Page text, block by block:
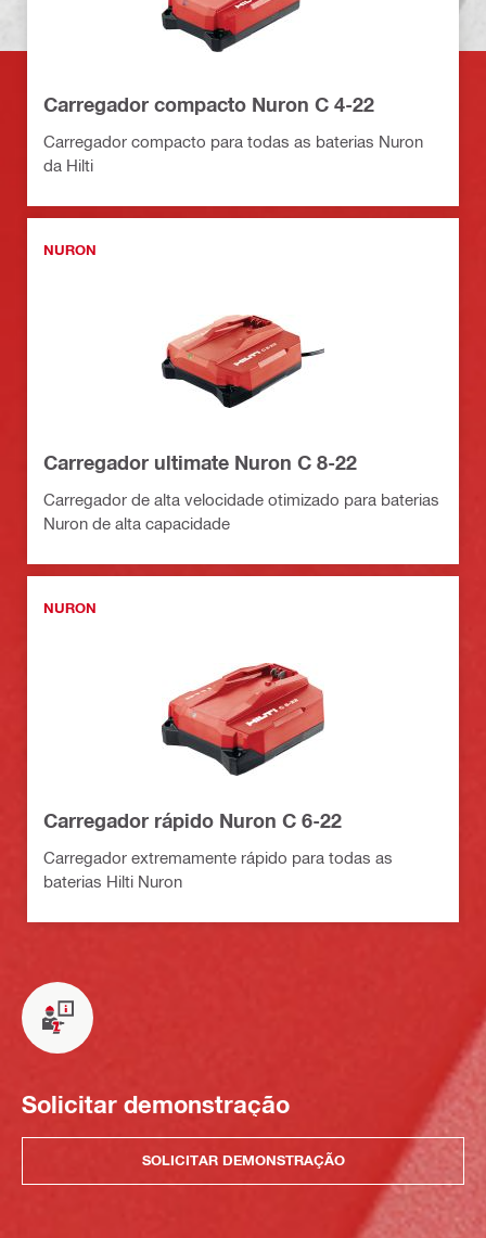
Carregador compacto Nuron C 4-22
Carregador compacto para todas as baterias Nuron
da Hilti
NURON
Carregador ultimate Nuron C 8-22
Carregador de alta velocidade otimizado para baterias
Nuron de alta capacidade
NURON
Carregador rápido Nuron C 6-22
Carregador extremamente rápido para todas as
baterias Hilti Nuron
Solicitar demonstração
SOLICITAR DEMONSTRAÇÃO